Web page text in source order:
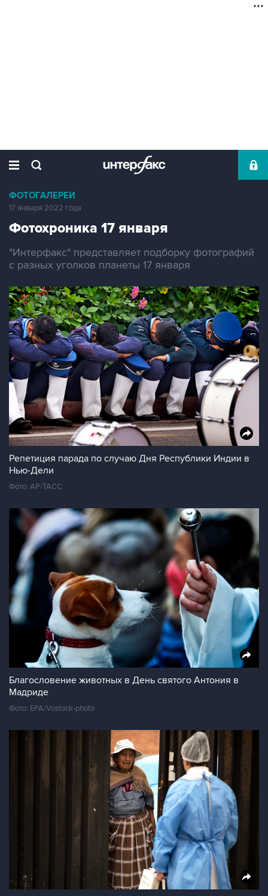
ФОТОГАЛЕРЕИ
17 января 2022 года
Фотохроника 17 января
"Интерфакс" представляет подборку фотографий
с разных уголков планеты 17 января
Репетиция парада по случаю Дня Республики Индии в
Нью-Дели
Фото: AP/ТАСС
Благословение животных в День святого Антония в
Мадриде
Фото: EPA/Vostock-photo